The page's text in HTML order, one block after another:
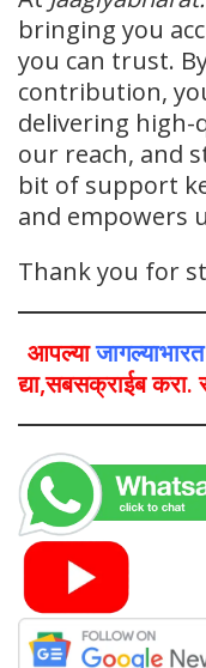
bringing you
you can trust.
contribution,
delivering high-
our reach, and
bit of support
and empowers
Thank you for
आपल्याजागल्याभारत
द्या,सबसक्राईब करा.